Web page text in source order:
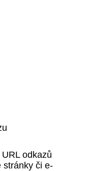
odkazů
stránky či e-